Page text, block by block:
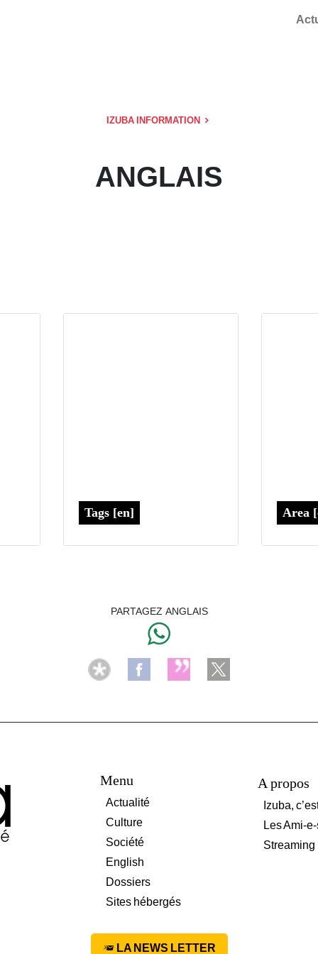
IZUBA INFORMATION
ANGLAIS
Tags [en] Area
PARTAGEZ ANGLAIS
Menu
Actualité
Culture
Société
English
Dossiers
Sites hébergés
A propos
Izuba,
Les Ami-
Streaming
LA NEWS LETTER